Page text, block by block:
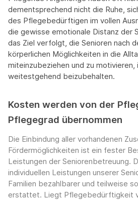
dementsprechend nicht die Ruhe,
des Pflegebedürftigen im vollen
die gewisse emotionale Distanz der
das Ziel verfolgt, die Senioren nach
körperlichen Möglichkeiten in die
miteinzubeziehen und zu motivieren,
weitestgehend beizubehalten.
Kosten werden von der
Pflegegrad übernommen
Die Einbindung aller vorhandenen
Fördermöglichkeiten ist ein fester
Leistungen der Seniorenbetreuung.
individuellen Leistungen unserer
Familien bezahlbarer und teilweise
erstattet. Liegt Pflegebedürftigkeit